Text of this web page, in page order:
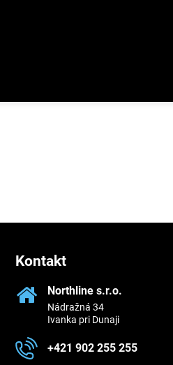
Kontakt
Northline s​.r​.o​.
Nádražná 34
Ivanka pri Dunaji
+421 902 255 255